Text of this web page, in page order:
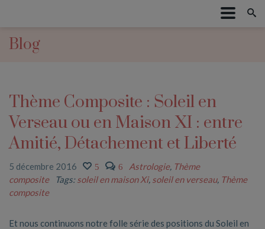
Blog
Thème Composite : Soleil en
Verseau ou en Maison XI : entre
Amitié, Détachement et Liberté
5 décembre 2016 5 6 Astrologie, Thème
composite
Tags:soleil en maison Xi, soleil en verseau, Thème
composite
Et nous continuons notre folle série des positions du Soleil en